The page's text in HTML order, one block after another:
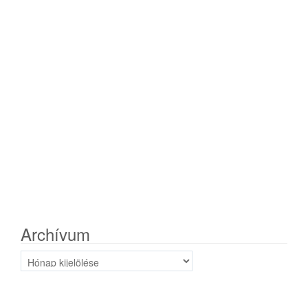
Archívum
Archívum